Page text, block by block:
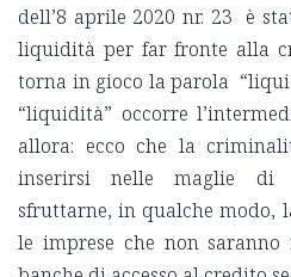
dell’8 aprile 2020 nr. 23 è
liquidità per far fronte alla
torna in gioco la parola
“liquidità” occorre
allora: ecco che la
inserirsi nelle maglie di
sfruttarne, in qualche modo,
le imprese che non